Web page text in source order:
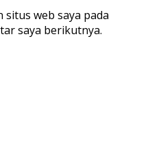
situs web saya pada
saya berikutnya.